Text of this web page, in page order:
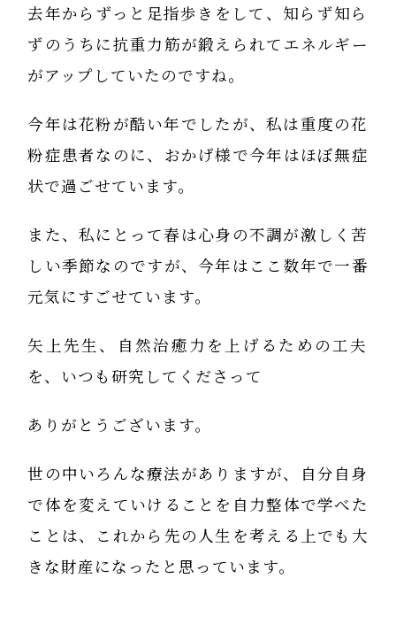
去年からずっと足指歩きをして、知らず知ら
ずのうちに抗重力筋が鍛えられてエネルギー
がアップしていたのですね。
今年は花粉が酷い年でしたが、私は重度の花
粉症患者なのに、おかげ様で今年はほぼ無症
状で過ごせています。
また、私にとって春は心身の不調が激しく苦
しい季節なのですが、今年はここ数年で一番
元気にすごせています。
矢上先生、自然治癒力を上げるための工夫
を、いつも研究してくださって
ありがとうございます。
世の中いろんな療法がありますが、自分自身
で体を変えていけることを自力整体で学べた
ことは、これから先の人生を考える上でも大
きな財産になったと思っています。